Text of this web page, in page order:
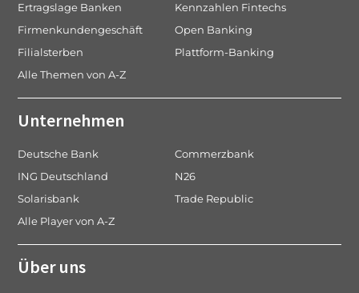
Ertragslage Banken
Kennzahlen Fintechs
Firmenkundengeschäft
Open Banking
Filialsterben
Plattform-Banking
Alle Themen von A-Z
Unternehmen
Deutsche Bank
Commerzbank
ING Deutschland
N26
Solarisbank
Trade Republic
Alle Player von A-Z
Über uns